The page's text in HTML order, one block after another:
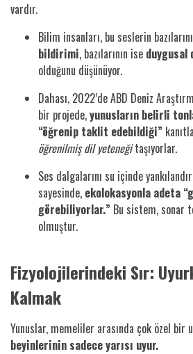
vardır.
Bilim insanları, bu seslerin
bildirimi, bazılarının ise duygusal
olduğunu düşünüyor.
Dahası, 2022’de ABD Deniz
bir projede,yunusların belirli
“öğrenip taklit edebildiği”
öğrenilmiş dil yeteneğitaşıyorlar.
Ses dalgalarını su içinde
sayesinde, ekolokasyonla adeta
görebiliyorlar.” Bu sistem, sonar
olmuştur.
Fizyolojilerindeki Sır:
Kalmak
Yunuslar, memeliler arasında çok özel
beyinlerinin sadece yarısı uyur.